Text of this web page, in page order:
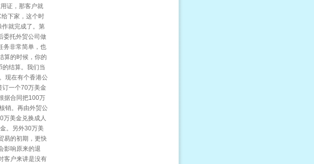
证，那客户就
下家，这个时
就完成了。第
委托外贸公司做
务非常简单，也
算的时候，你的
的结算。我们当
现在有个香港公
订一个70万美金
据合同把100万
销。再由外贸公
万美金兑换成人
。另外30万美
易的初期，更快
影响原来的退
客户来讲是没有